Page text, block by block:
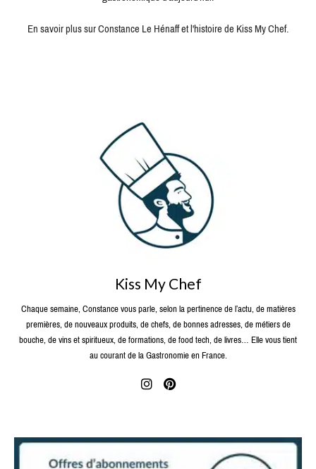
En savoir plus sur Constance Le Hénaff et l'histoire de Kiss My Chef.
Kiss My Chef
Chaque semaine, Constance vous parle, selon la pertinence de l’actu, de matières
premières, de nouveaux produits, de chefs, de bonnes adresses, de métiers de
bouche, de vins et spiritueux, de formations, de food tech, de livres… Elle vous tient
au courant de la Gastronomie en France.